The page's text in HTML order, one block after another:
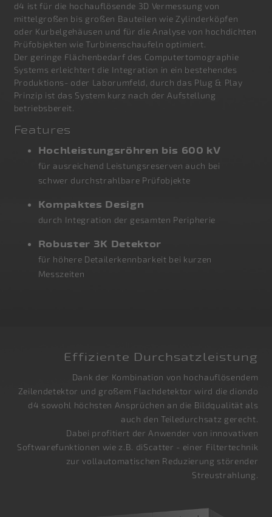
d4 ist für die hochauflösende 3D Vermessung von
mittelgroßen bis großen Bauteilen wie Zylinderköpfen
oder Kurbelgehäusen und für die Analyse von hochdichten
Prüfobjekten wie Turbinenschaufeln optimiert.
Der geringe Flächenbedarf des Computertomographie
Systems erleichtert die Integration in ein bestehendes
Produktions- oder Laborumfeld, durch das Plug & Play
Prinzip ist das System kurz nach der Aufstellung
betriebsbereit.
Features
Hochleistungsröhren bis 600 kV
für ausreichend Leistungsreserven auch bei
schwer durchstrahlbare Prüfobjekte
Kompaktes Design
durch Integration der gesamten Peripherie
Robuster 3K Detektor
für höhere Detailerkennbarkeit bei kurzen
Messzeiten
Effiziente Durchsatzleistung
Dank der Kombination von hochauflösendem
Zeilendetektor und großem Flachdetektor wird die diondo
d4 sowohl höchsten Ansprüchen an die Bildqualität als
auch den Teiledurchsatz gerecht.
Dabei profitiert der Anwender von innovativen
Softwarefunktionen wie z.B. diScatter - einer Filtertechnik
zur vollautomatischen Reduzierung störender
Streustrahlung.